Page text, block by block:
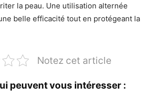
la peau. Une utilisation alternée
belle efficacité tout en protégeant la
Notez cet article
peuvent vous intéresser :